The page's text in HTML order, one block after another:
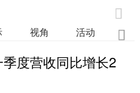

视角 活动 业

度营收同比增长2